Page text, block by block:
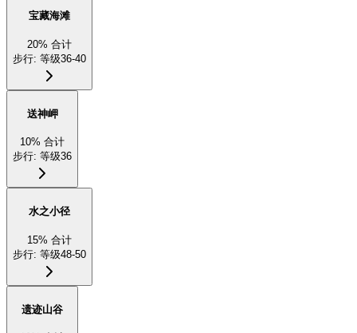
宝藏海滩
20% 合计
步行: 等级36-40
送神岬
10% 合计
步行: 等级36
水之小径
15% 合计
步行: 等级48-50
遗迹山谷